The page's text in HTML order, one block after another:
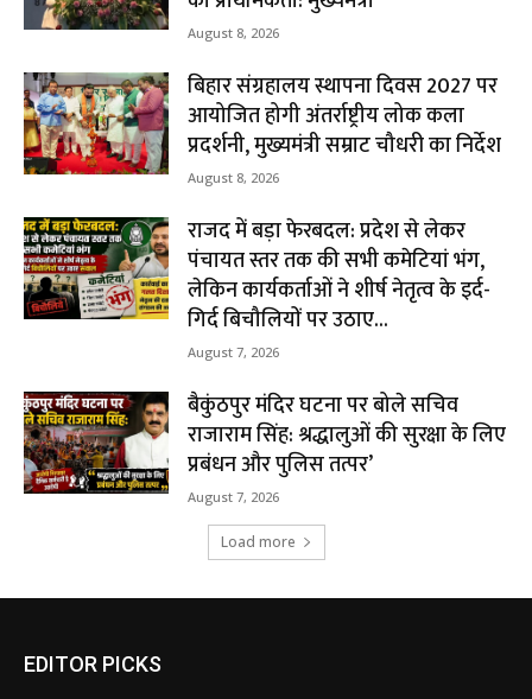
August 8, 2026
बिहार संग्रहालय स्थापना दिवस 2027 पर
आयोजित होगी अंतर्राष्ट्रीय लोक कला
प्रदर्शनी, मुख्यमंत्री सम्राट चौधरी का निर्देश
August 8, 2026
राजद में बड़ा फेरबदल: प्रदेश से लेकर
पंचायत स्तर तक की सभी कमेटियां भंग,
लेकिन कार्यकर्ताओं ने शीर्ष नेतृत्व के इर्द-
गिर्द बिचौलियों पर उठाए...
August 7, 2026
बैकुंठपुर मंदिर घटना पर बोले सचिव
राजाराम सिंह: श्रद्धालुओं की सुरक्षा के लिए
प्रबंधन और पुलिस तत्पर’
August 7, 2026
Load more
EDITOR PICKS